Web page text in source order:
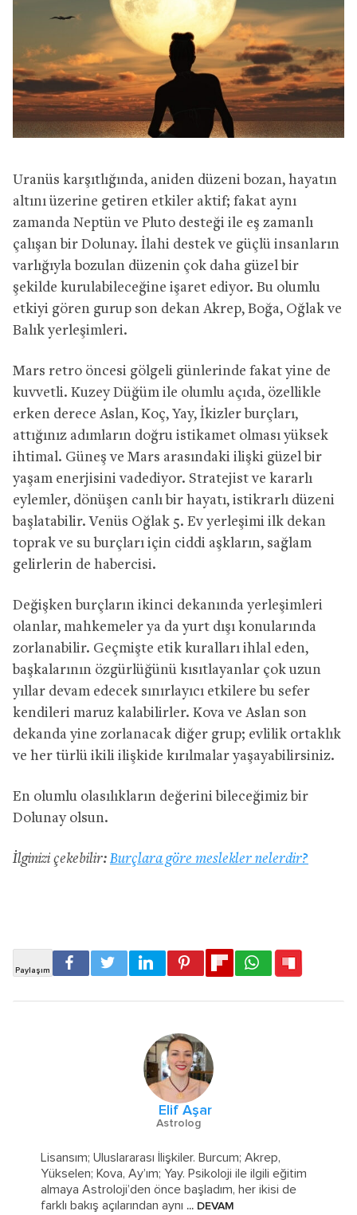
Uranüs karşıtlığında, aniden düzeni bozan, hayatın
altını üzerine getiren etkiler aktif; fakat aynı
zamanda Neptün ve Pluto desteği ile eş zamanlı
çalışan bir Dolunay. İlahi destek ve güçlü insanların
varlığıyla bozulan düzenin çok daha güzel bir
şekilde kurulabileceğine işaret ediyor. Bu olumlu
etkiyi gören gurup son dekan Akrep, Boğa, Oğlak ve
Balık yerleşimleri.
Mars retro öncesi gölgeli günlerinde fakat yine de
kuvvetli. Kuzey Düğüm ile olumlu açıda, özellikle
erken derece Aslan, Koç, Yay, İkizler burçları,
attığınız adımların doğru istikamet olması yüksek
ihtimal. Güneş ve Mars arasındaki ilişki güzel bir
yaşam enerjisini vadediyor. Stratejist ve kararlı
eylemler, dönüşen canlı bir hayatı, istikrarlı düzeni
başlatabilir. Venüs Oğlak 5. Ev yerleşimi ilk dekan
toprak ve su burçları için ciddi aşkların, sağlam
gelirlerin de habercisi.
Değişken burçların ikinci dekanında yerleşimleri
olanlar, mahkemeler ya da yurt dışı konularında
zorlanabilir. Geçmişte etik kuralları ihlal eden,
başkalarının özgürlüğünü kısıtlayanlar çok uzun
yıllar devam edecek sınırlayıcı etkilere bu sefer
kendileri maruz kalabilirler. Kova ve Aslan son
dekanda yine zorlanacak diğer grup; evlilik ortaklık
ve her türlü ikili ilişkide kırılmalar yaşayabilirsiniz.
En olumlu olasılıkların değerini bileceğimiz bir
Dolunay olsun.
İlginizi çekebilir: Burçlara göre meslekler nelerdir?
Elif Aşar
Astrolog
Lisansım; Uluslararası İlişkiler. Burcum; Akrep,
Yükselen; Kova, Ay’ım; Yay. Psikoloji ile ilgili eğitim
almaya Astroloji’den önce başladım, her ikisi de
farklı bakış açılarından aynı ... DEVAM